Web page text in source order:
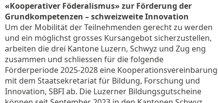
«Kooperativer Föderalismus» zur Förderung der
Grundkompetenzen – schweizweite Innovation
Um der Mobilität der Teilnehmenden gerecht zu werden
und ein möglichst grosses Kursangebot sicherzustellen,
arbeiten die drei Kantone Luzern, Schwyz und Zug eng
zusammen und schliessen für die folgende
Förderperiode 2025-2028 eine Kooperationsvereinbarung
mit dem Staatsekretariat für Bildung, Forschung und
Innovation, SBFI ab. Die Luzerner Bildungsgutscheine